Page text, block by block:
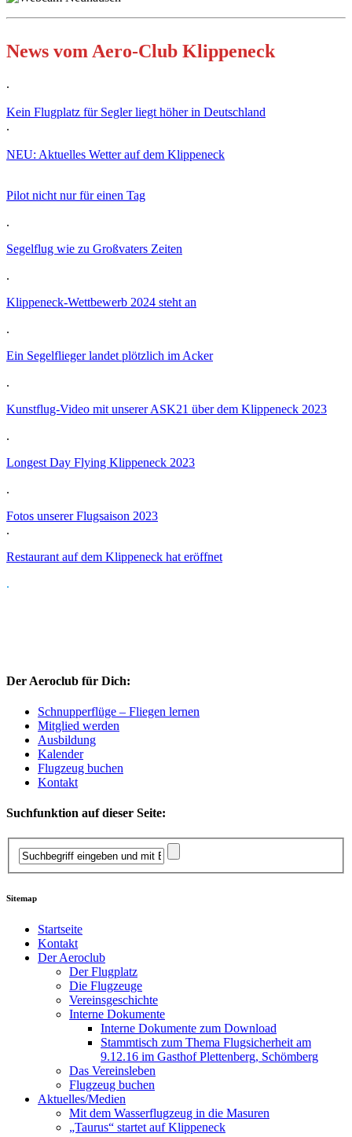
News vom Aero-Club Klippeneck
.
Kein Flugplatz für Segler liegt höher in Deutschland
.
NEU: Aktuelles Wetter auf dem Klippeneck
Pilot nicht nur für einen Tag
.
Segelflug wie zu Großvaters Zeiten
.
Klippeneck-Wettbewerb 2024 steht an
.
Ein Segelflieger landet plötzlich im Acker
.
Kunstflug-Video mit unserer ASK21 über dem Klippeneck 2023
.
Longest Day Flying Klippeneck 2023
.
Fotos unserer Flugsaison 2023
.
Restaurant auf dem Klippeneck hat eröffnet
.
Der Aeroclub für Dich:
Schnupperflüge – Fliegen lernen
Mitglied werden
Ausbildung
Kalender
Flugzeug buchen
Kontakt
Suchfunktion auf dieser Seite:
Sitemap
Startseite
Kontakt
Der Aeroclub
Der Flugplatz
Die Flugzeuge
Vereinsgeschichte
Interne Dokumente
Interne Dokumente zum Download
Stammtisch zum Thema Flugsicherheit am
9.12.16 im Gasthof Plettenberg, Schömberg
Das Vereinsleben
Flugzeug buchen
Aktuelles/Medien
Mit dem Wasserflugzeug in die Masuren
„Taurus“ startet auf Klippeneck